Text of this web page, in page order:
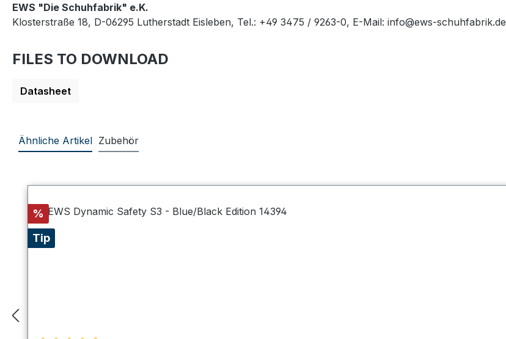
EWS "Die Schuhfabrik" e.K.
Klosterstraße 18, D-06295 Lutherstadt Eisleben, Tel.: +49 3475 / 9263-0, E-Mail: info@ews-schuhfabrik.de
FILES TO DOWNLOAD
Datasheet
Ähnliche Artikel Zubehör
Discount
%
Tip